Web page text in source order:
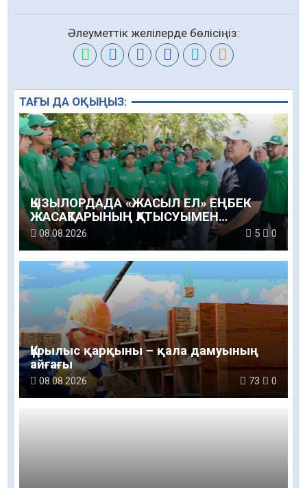
Әлеуметтік желілерде бөлісіңіз:
ТАҒЫ ДА ОҚЫҢЫЗ:
ҚЫЗЫЛОРДАДА «ЖАСЫЛ ЕЛ» ЕҢБЕК
ЖАСАҚТАРЫНЫҢ ҚАТЫСУЫМЕН
ЭКОЛОГИЯЛЫҚ СЕНБІЛІК ӨТТІ
08.08.2026 5 0
Құрылыс қарқыны – қала дамуының
айғағы
08.08.2026 73 0